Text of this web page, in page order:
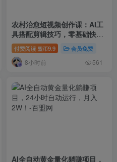
农村治愈短视频创作课：AI工
具搭配剪辑技巧，零基础快速
制作高质感田园治愈内容
付费阅读 盟币9.9 会员免费
8小时前 561
AI全自动黄金量化躺賺项目，